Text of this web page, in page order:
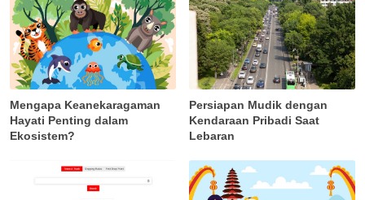
Mengapa Keanekaragaman
Hayati Penting dalam
Ekosistem?
Persiapan Mudik dengan
Kendaraan Pribadi Saat
Lebaran